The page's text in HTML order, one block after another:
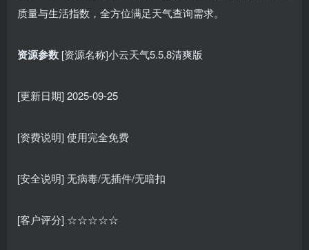
质量与生活指数，全方位满足天气查询需求。
资源参数 [资源名称]小云天气5.5.8清爽版
[更新日期] 2025-09-25
[资费说明] 使用完全免费
[安全说明] 无病毒/无插件/无暗扣
[客户评分] ☆☆☆☆☆